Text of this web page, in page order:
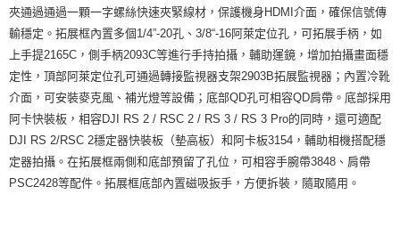
夾通過通過一顆一字螺絲快速夾緊線材，保護機身HDMI介面，確保信號傳
輸穩定。拓展框內置多個1/4”-20孔、3/8“-16阿萊定位孔，可拓展手柄，如
上手提2165C，側手柄2093C等進行手持拍攝，輔助運鏡，增加拍攝畫面穩
定性，頂部阿萊定位孔可通過轉接監視器支架2903B拓展監視器；內置冷靴
介面，可安裝麥克風、補光燈等設備；底部QD孔可相容QD肩帶。底部採用
阿卡快裝板，相容DJI RS 2 / RSC 2 / RS 3 / RS 3 Pro的同時，還可適配
DJI RS 2/RSC 2穩定器快裝板（墊高板）和阿卡板3154，輔助相機搭配穩
定器拍攝。在拓展框兩側和底部預留了孔位，可相容手腕帶3848、肩帶
PSC2428等配件。拓展框底部內置磁吸扳手，方便拆裝，隨取隨用。